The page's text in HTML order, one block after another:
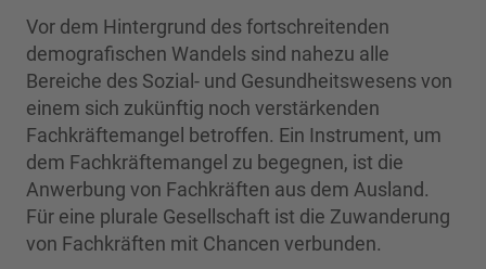
Vor dem Hintergrund des fortschreitenden
demografischen Wandels sind nahezu alle
Bereiche des Sozial- und Gesundheitswesens von
einem sich zukünftig noch verstärkenden
Fachkräftemangel betroffen. Ein Instrument, um
dem Fachkräftemangel zu begegnen, ist die
Anwerbung von Fachkräften aus dem Ausland.
Für eine plurale Gesellschaft ist die Zuwanderung
von Fachkräften mit Chancen verbunden.